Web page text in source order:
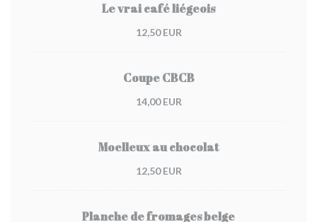
Le vrai café liégeois
12,50 EUR
Coupe CBCB
14,00 EUR
Moelleux au chocolat
12,50 EUR
Planche de fromages belge